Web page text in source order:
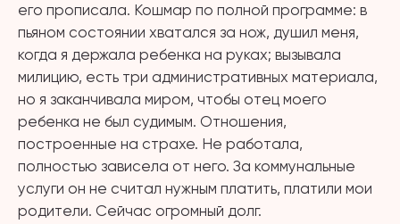
его прописала. Кошмар по полной программе: в
пьяном состоянии хватался за нож, душил меня,
когда я держала ребенка на руках; вызывала
милицию, есть три административных материала,
но я заканчивала миром, чтобы отец моего
ребенка не был судимым. Отношения,
построенные на страхе. Не работала,
полностью зависела от него. За коммунальные
услуги он не считал нужным платить, платили мои
родители. Сейчас огромный долг.